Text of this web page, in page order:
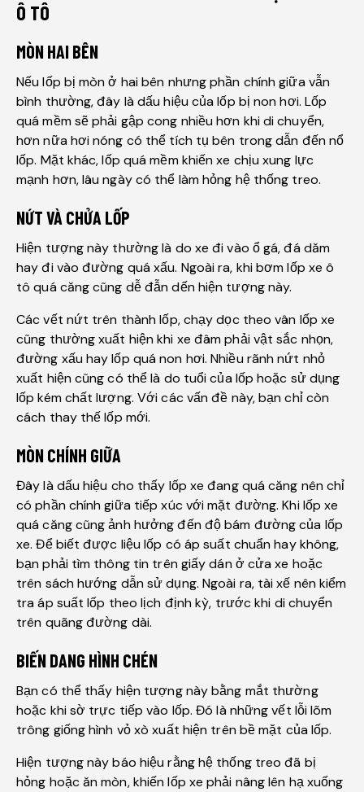
Ô TÔ
MÒN HAI BÊN
Nếu lốp bị mòn ở hai bên nhưng phần chính giữa vẫn
bình thường, đây là dấu hiệu của lốp bị non hơi. Lốp
quá mềm sẽ phải gập cong nhiều hơn khi di chuyển,
hơn nữa hơi nóng có thể tích tụ bên trong dẫn đến nổ
lốp. Mặt khác, lốp quá mềm khiến xe chịu xung lực
mạnh hơn, lâu ngày có thể làm hỏng hệ thống treo.
NỨT VÀ CHỬA LỐP
Hiện tượng này thường là do xe đi vào ổ gá, đá dăm
hay đi vào đường quá xấu. Ngoài ra, khi bơm lốp xe ô
tô quá căng cũng dễ đẫn dến hiện tượng này.
Các vết nứt trên thành lốp, chạy dọc theo vân lốp xe
cũng thường xuất hiện khi xe đâm phải vật sắc nhọn,
đường xấu hay lốp quá non hơi. Nhiều rãnh nứt nhỏ
xuất hiện cũng có thể là do tuổi của lốp hoặc sử dụng
lốp kém chất lượng. Với các vấn đề này, bạn chỉ còn
cách thay thế lốp mới.
MÒN CHÍNH GIỮA
Đây là dấu hiệu cho thấy lốp xe đang quá căng nên chỉ
có phần chính giữa tiếp xúc với mặt đường. Khi lốp xe
quá căng cũng ảnh hưởng đến độ bám đường của lốp
xe. Để biết được liệu lốp có áp suất chuẩn hay không,
bạn phải tìm thông tin trên giấy dán ở cửa xe hoặc
trên sách hướng dẫn sử dụng. Ngoài ra, tài xế nên kiểm
tra áp suất lốp theo lịch định kỳ, trước khi di chuyển
trên quãng đường dài.
BIẾN DANG HÌNH CHÉN
Bạn có thể thấy hiện tượng này bằng mắt thường
hoặc khi sờ trực tiếp vào lốp. Đó là những vết lỗi lõm
trông giống hình vỏ xò xuất hiện trên bề mặt của lốp.
Hiện tượng này báo hiệu rằng hệ thống treo đã bị
hỏng hoặc ăn mòn, khiến lốp xe phải nâng lên hạ xuống